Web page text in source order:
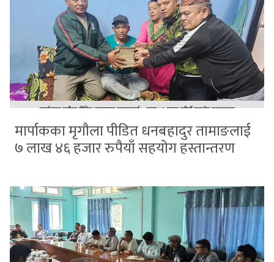
मार्पाकका मृगौला पीडित धनबहादुर तामाङलाई
७ लाख ४६ हजार रुपैयाँ सहयोग हस्तान्तरण